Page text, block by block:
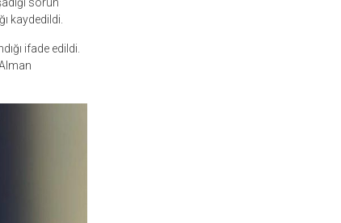
kaydedildi.
ifade edildi.